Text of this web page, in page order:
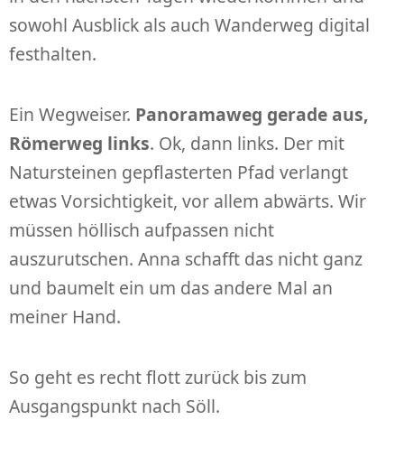
sowohl Ausblick als auch Wanderweg digital
festhalten.
Ein Wegweiser. Panoramaweg gerade aus,
Römerweg links. Ok, dann links. Der mit
Natursteinen gepflasterten Pfad verlangt
etwas Vorsichtigkeit, vor allem abwärts. Wir
müssen höllisch aufpassen nicht
auszurutschen. Anna schafft das nicht ganz
und baumelt ein um das andere Mal an
meiner Hand.
So geht es recht flott zurück bis zum
Ausgangspunkt nach Söll.